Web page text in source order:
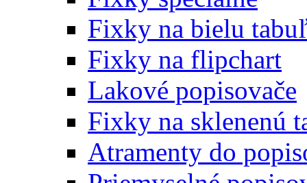
Fixky na bielu
Fixky na flipchart
Lakové popisovače
Fixky na sklenenú
Atramenty do